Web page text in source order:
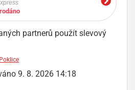
partnerů použít slevový
Poklice
9. 8. 2026 14:18